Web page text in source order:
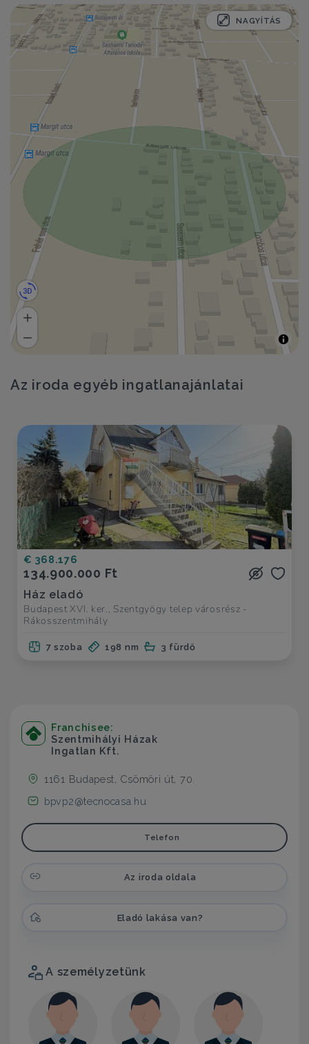
NAGYÍTÁS
Az iroda egyéb ingatlanajánlatai
€ 368.176
134.900.000 Ft
Ház eladó
Budapest XVI. ker., Szentgyögy telep városrész -
Rákosszentmihály
7 szoba 198 nm 3 fürdő
Franchisee:
Szentmihályi Házak
Ingatlan Kft.
1161 Budapest, Csömöri út, 70.
bpvp2@tecnocasa.hu
Telefon
Az iroda oldala
Eladó lakása van?
A személyzetünk